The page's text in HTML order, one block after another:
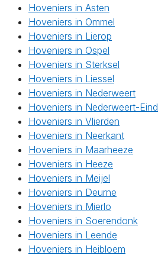
Hoveniers in Asten
Hoveniers in Ommel
Hoveniers in Lierop
Hoveniers in Ospel
Hoveniers in Sterksel
Hoveniers in Liessel
Hoveniers in Nederweert
Hoveniers in Nederweert-Eind
Hoveniers in Vlierden
Hoveniers in Neerkant
Hoveniers in Maarheeze
Hoveniers in Heeze
Hoveniers in Meijel
Hoveniers in Deurne
Hoveniers in Mierlo
Hoveniers in Soerendonk
Hoveniers in Leende
Hoveniers in Heibloem